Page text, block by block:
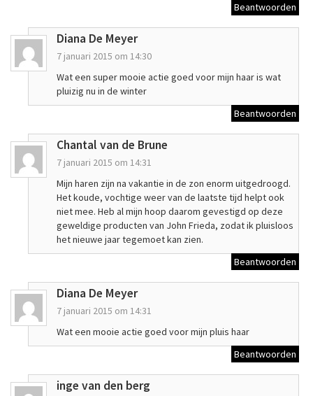
Beantwoorden
Diana De Meyer
7 januari 2015 om 14:30
Wat een super mooie actie goed voor mijn haar is wat
pluizig nu in de winter
Beantwoorden
Chantal van de Brune
7 januari 2015 om 14:31
Mijn haren zijn na vakantie in de zon enorm uitgedroogd.
Het koude, vochtige weer van de laatste tijd helpt ook
niet mee. Heb al mijn hoop daarom gevestigd op deze
geweldige producten van John Frieda, zodat ik pluisloos
het nieuwe jaar tegemoet kan zien.
Beantwoorden
Diana De Meyer
7 januari 2015 om 14:31
Wat een mooie actie goed voor mijn pluis haar
Beantwoorden
inge van den berg